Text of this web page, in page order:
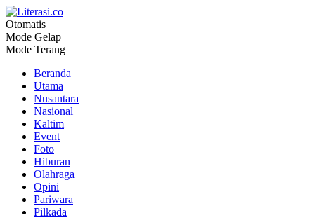
Literasi.co
Pilar Informasi
Otomatis
Mode Gelap
Mode Terang
Beranda
Utama
Nusantara
Nasional
Kaltim
Event
Foto
Hiburan
Olahraga
Opini
Pariwara
Pilkada